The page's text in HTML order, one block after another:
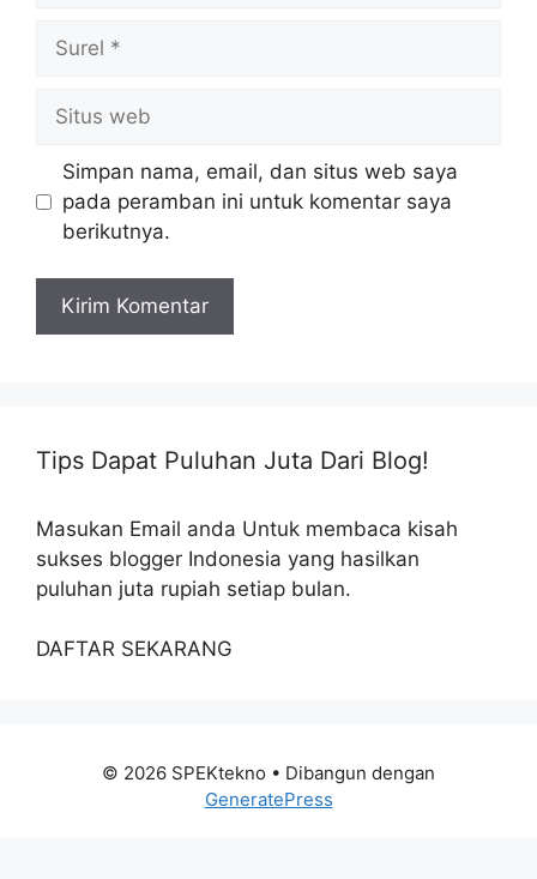
Surel
Situs
web
Simpan nama, email, dan situs web saya
pada peramban ini untuk komentar saya
berikutnya.
Tips Dapat Puluhan Juta Dari Blog!
Masukan Email anda Untuk membaca kisah
sukses blogger Indonesia yang hasilkan
puluhan juta rupiah setiap bulan.
DAFTAR SEKARANG
© 2026 SPEKtekno • Dibangun dengan
GeneratePress